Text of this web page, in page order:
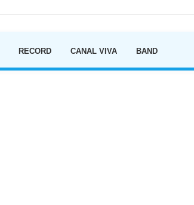
RECORD CANAL VIVA BAND